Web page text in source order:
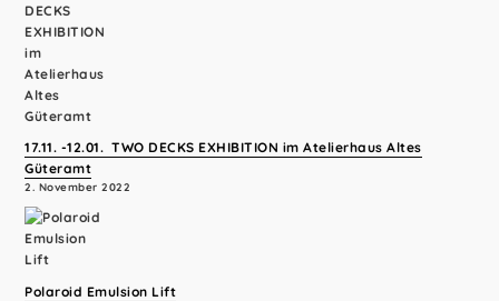
17.11. -12.01. TWO DECKS EXHIBITION im Atelierhaus Altes
Güteramt
2. November 2022
Polaroid Emulsion Lift